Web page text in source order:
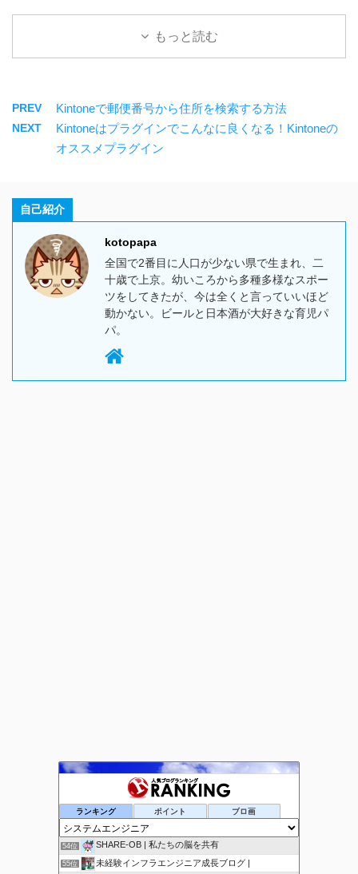
もっと読む
PREV Kintoneで郵便番号から住所を検索する方法
NEXT
Kintoneはプラグインでこんなに良くなる！Kintoneの
オススメプラグイン
自己紹介
kotopapa
全国で2番目に人口が少ない県で生まれ、二
十歳で上京。幼いころから多種多様なスポー
ツをしてきたが、今は全くと言っていいほど
動かない。ビールと日本酒が大好きな育児パ
パ。
ランキング ポイント ブロ画
52位 ヤマモトソフトのブログ
53位 システムってこんな感じ
54位 SHARE-OB | 私たちの脳を共有
55位 未経験インフラエンジニア成長ブログ |